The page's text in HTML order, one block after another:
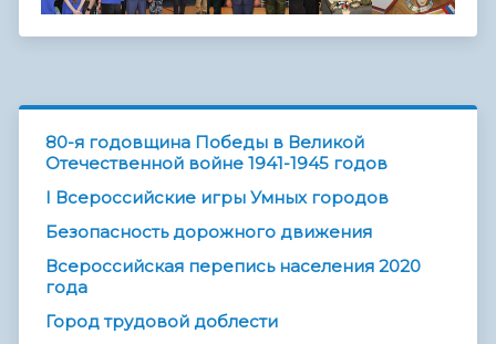
80-я годовщина Победы в Великой
Отечественной войне 1941-1945 годов
I Всероссийские игры Умных городов
Безопасность дорожного движения
Всероссийская перепись населения 2020
года
Город трудовой доблести